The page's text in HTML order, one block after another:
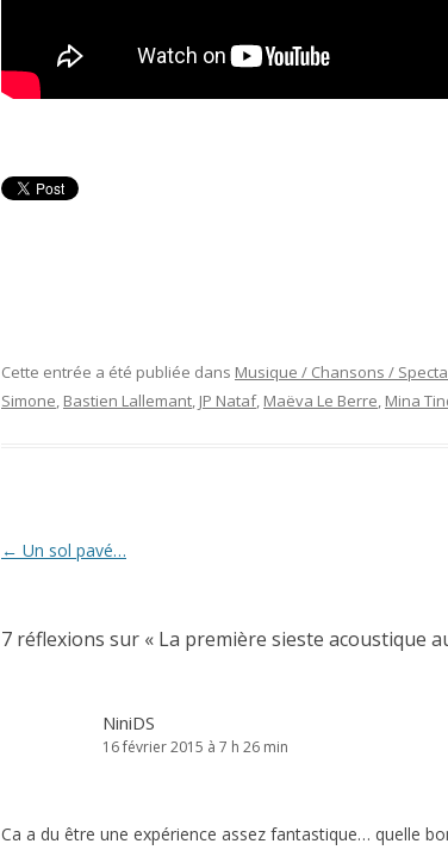
Cette entrée a été publiée dans Musique / Chansons /
Simone, Bastien Lallemant, JP Nataf, Maëva Le Berre, Mina
Navigation
← Un sol pavé…
7 réflexions sur « La première sieste acoustique
NiniDS
16 février 2015 à 7 h 26 min
Ca a du être une expérience assez fantastique… quelle